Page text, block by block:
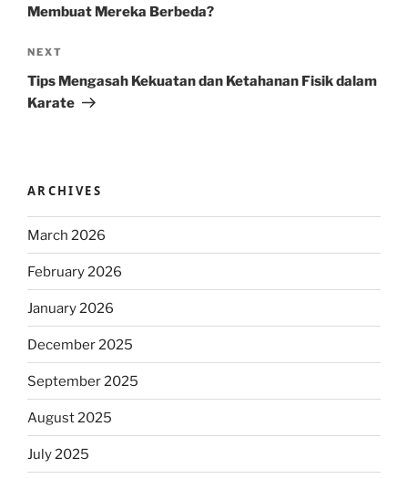
Membuat Mereka Berbeda?
Next
Post
NEXT
Tips Mengasah Kekuatan dan Ketahanan Fisik dalam
Karate
ARCHIVES
March 2026
February 2026
January 2026
December 2025
September 2025
August 2025
July 2025